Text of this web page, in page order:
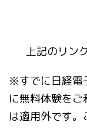
上記のリン
※すでに日経電
に無料体験を
は適用外です。